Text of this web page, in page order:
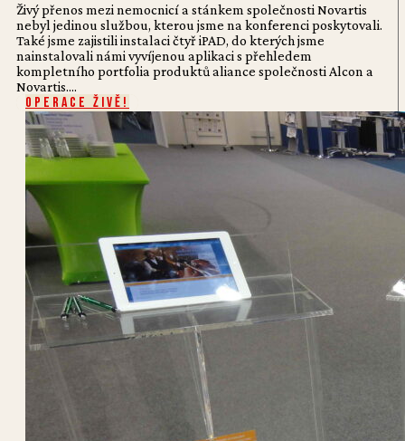
Živý přenos mezi nemocnicí a stánkem společnosti Novartis
nebyl jedinou službou, kterou jsme na konferenci poskytovali.
Také jsme zajistili instalaci čtyř iPAD, do kterých jsme
nainstalovali námi vyvíjenou aplikaci s přehledem
kompletního portfolia produktů aliance společnosti Alcon a
Novartis....
Operace živě!